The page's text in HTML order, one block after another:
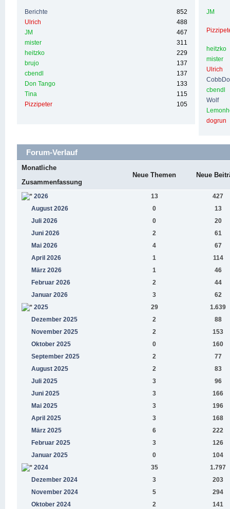
Berichte
852
Ulrich
488
JM
467
mister
311
heitzko
229
brujo
137
cbendl
137
Don Tango
133
Tina
115
Pizzipeter
105
JM
heitzko
mister
Ulrich
cbendl
Wolf
dogrun
Forum-Verlauf
Monatliche
Zusammenfassung
Neue Themen Neue
2026 13
427
August 2026
0
13
Juli 2026
0
20
Juni 2026
2
61
Mai 2026
4
67
April 2026
1
114
März 2026
1
46
Februar 2026
2
44
Januar 2026
3
62
2025
29
1.639
Dezember 2025
2
88
November 2025
2
153
Oktober 2025
0
160
September 2025
2
77
August 2025
2
83
Juli 2025
3
96
Juni 2025
3
166
Mai 2025
3
196
April 2025
3
168
März 2025
6
222
Februar 2025
3
126
Januar 2025
0
104
2024
35
1.797
Dezember 2024
3
203
November 2024
5
294
Oktober 2024
2
141